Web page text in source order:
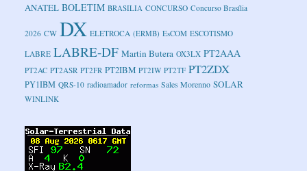
ANATEL BOLETIM BRASILIA CONCURSO Concurso Brasília
2026 CW DX ELETROCA (ERMB) EsCOM ESCOTISMO
LABRE LABRE-DF Martin Butera OX3LX PT2AAA
PT2AC PT2ASR PT2FR PT2IBM PT2IW PT2TF PT2ZDX
PY1IBM QRS-10 radioamador reformas Sales Morenno SOLAR
WINLINK